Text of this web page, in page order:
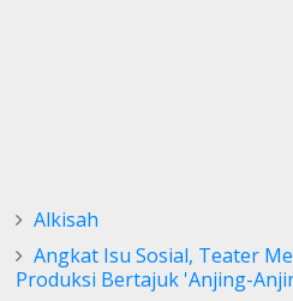
Alkisah
Angkat Isu Sosial, Teater
Produksi Bertajuk 'Anjing-